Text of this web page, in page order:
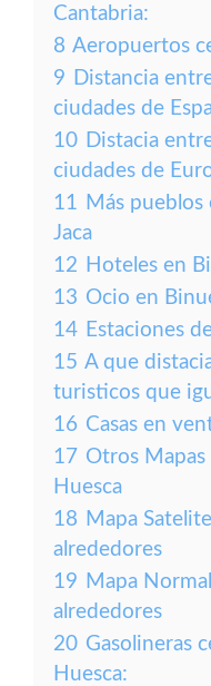
Cantabria:
8 Aeropuertos
9 Distancia
ciudades de
10 Distacia
ciudades de
11 Más
Jaca
12 Hoteles en
13 Ocio en
14 Estaciones
15 A que
turisticos que
16 Casas en
17 Otros Mapas
Huesca
18 Mapa
alrededores
19 Mapa
alrededores
20 Gasolineras
Huesca: